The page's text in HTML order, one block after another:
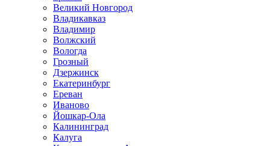
Великий Новгород
Владикавказ
Владимир
Волжский
Вологда
Грозный
Дзержинск
Екатеринбург
Ереван
Иваново
Йошкар-Ола
Калининград
Калуга